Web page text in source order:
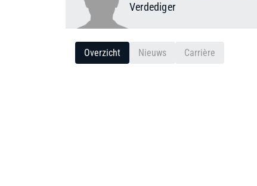
Verdediger
Overzicht Nieuws Carrière